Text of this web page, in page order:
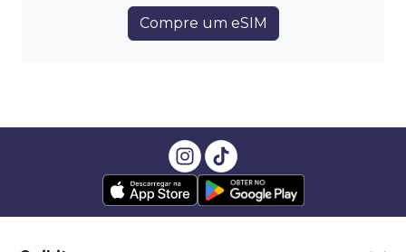
Compre um eSIM